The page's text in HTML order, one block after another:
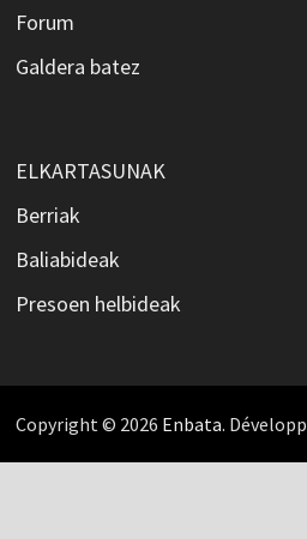
Forum
Galdera batez
ELKARTASUNAK
Berriak
Baliabideak
Presoen helbideak
Copyright © 2026 Enbata.